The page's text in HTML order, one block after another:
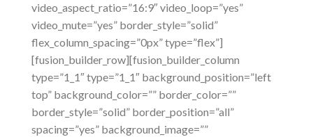
video_aspect_ratio=”16:9″ video_loop=”yes”
video_mute=”yes” border_style=”solid”
flex_column_spacing=”0px” type=”flex”]
[fusion_builder_row][fusion_builder_column
type=”1_1″ type=”1_1″ background_position=”left
top” background_color=”” border_color=””
border_style=”solid” border_position=”all”
spacing=”yes” background_image=””